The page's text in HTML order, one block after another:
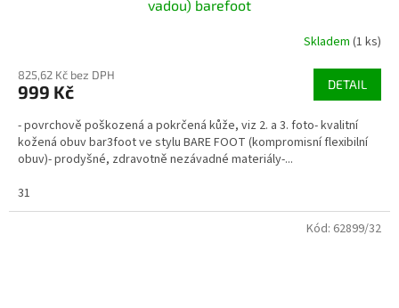
vadou) barefoot
Skladem (1 ks)
825,62 Kč bez DPH
999 Kč DETAIL
- povrchově poškozená a pokrčená kůže, viz 2. a 3. foto- kvalitní
kožená obuv bar3foot ve stylu BARE FOOT (kompromisní flexibilní
obuv)- prodyšné, zdravotně nezávadné materiály-...
31
Kód: 62899/32